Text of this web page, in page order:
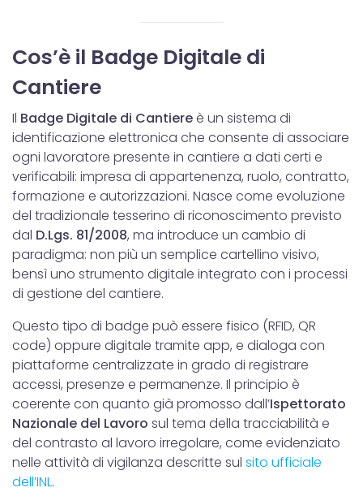
Cos’è il Badge Digitale di
Cantiere
Il Badge Digitale di Cantiereè un sistema di
identificazione elettronica che consente di associare
ogni lavoratore presente in cantiere a dati certi e
verificabili: impresa di appartenenza, ruolo, contratto,
formazione e autorizzazioni. Nasce come evoluzione
del tradizionale tesserino di riconoscimento previsto
dal D.Lgs. 81/2008, ma introduce un cambio di
paradigma: non più un semplice cartellino visivo,
bensì uno strumento digitale integrato con i processi
di gestione del cantiere.
Questo tipo di badge può essere fisico (RFID, QR
code) oppure digitale tramite app, e dialoga con
piattaforme centralizzate in grado di registrare
accessi, presenze e permanenze. Il principio è
coerente con quanto già promosso dall’Ispettorato
Nazionale del Lavoro sul tema della tracciabilità e
del contrasto al lavoro irregolare, come evidenziato
nelle attività di vigilanza descritte sul sito ufficiale
dell’INL.